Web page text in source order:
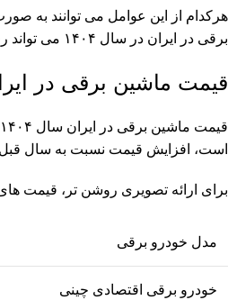
هرکدام از این عوامل می توانند به
برقی در ایران در سال ۱۴۰۴ می تواند رقابتی تر و قابل دسترس تر شود.
قیمت ماشین برقی در ایران
است، افزایش قیمت نسبت به سال
برای ارائه تصویری روشن تر، قیمت های تقریبی سال ۱۴۰۴ (بر اساس بازار واقعی و داده
مدل خودرو برقی
خودرو برقی اقتصادی چینی